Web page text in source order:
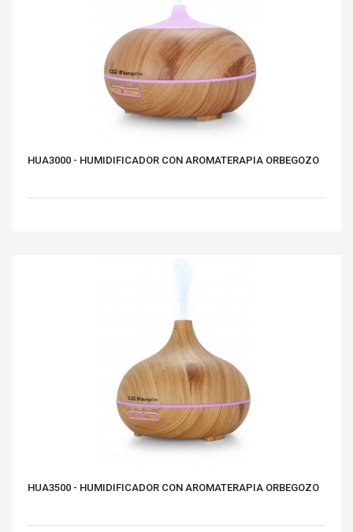
HUA3000 - HUMIDIFICADOR CON AROMATERAPIA ORBEGOZO
HUA3500 - HUMIDIFICADOR CON AROMATERAPIA ORBEGOZO